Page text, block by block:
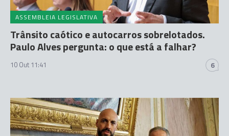
ASSEMBLEIA LEGISLATIVA
Trânsito caótico e autocarros sobrelotados.
Paulo Alves pergunta: o que está a falhar?
10 Out 11:41 6